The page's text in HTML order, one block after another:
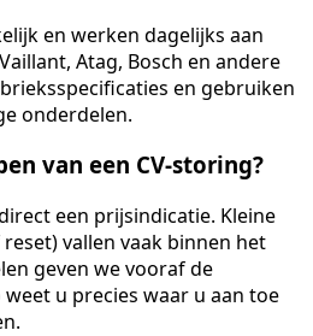
en werken dagelijks aan
Atag, Bosch en andere
en gebruiken
onderdelen.
van een CV-storing?
een prijsindicatie. Kleine
vallen vaak binnen het
geven we vooraf de
u precies waar u aan toe